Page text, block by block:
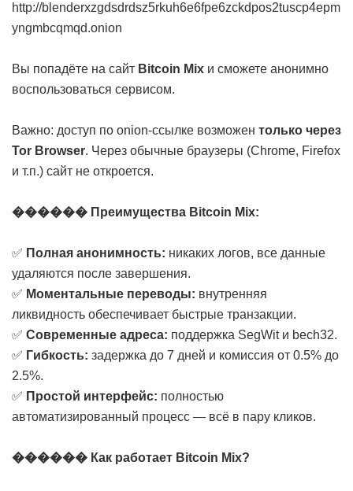
http://blenderxzgdsdrdsz5rkuh6e6fpe6zckdpos2tuscp4epm
yngmbcqmqd.onion
Вы попадёте на сайт Bitcoin Mix и сможете анонимно
воспользоваться сервисом.
Важно: доступ по onion-ссылке возможен только через
Tor Browser. Через обычные браузеры (Chrome, Firefox
и т.п.) сайт не откроется.
������ Преимущества Bitcoin Mix:
✅ Полная анонимность: никаких логов, все данные
удаляются после завершения.
✅ Моментальные переводы: внутренняя
ликвидность обеспечивает быстрые транзакции.
✅ Современные адреса: поддержка SegWit и bech32.
✅ Гибкость: задержка до 7 дней и комиссия от 0.5% до
2.5%.
✅ Простой интерфейс: полностью
автоматизированный процесс — всё в пару кликов.
������ Как работает Bitcoin Mix?